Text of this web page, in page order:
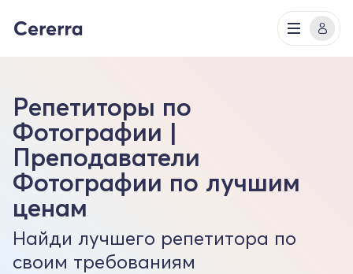
Репетиторы по
Фотографии |
Преподаватели
Фотографии по лучшим
ценам
Найди лучшего репетитора по
своим требованиям